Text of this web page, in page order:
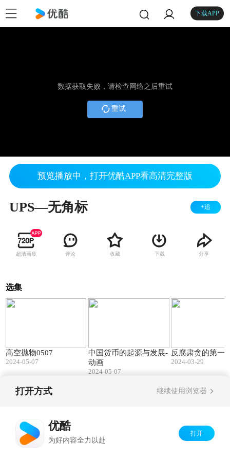
下载APP
数据获取失败，请检查网络之后重试
重试
预览播放中，打开优酷APP看高清完整版
UPS—无角标 +追
超清画质 评论 收藏 下载 分享
选集
高空抛物0507
2024-05-07
中国货币的起源与发展-
动画
2024-05-07
反腐肃贪的第一
2024-03-29
打开方式 继续使用浏览器
优酷
为好内容全力以赴
打开